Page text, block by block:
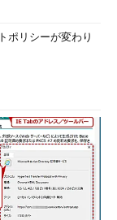
ポリシーが変わり